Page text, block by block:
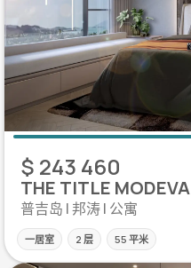
$ 243 460
THE TITLE MODEVA
普吉岛 | 邦涛 | 公寓
一居室 2 层 55 平米